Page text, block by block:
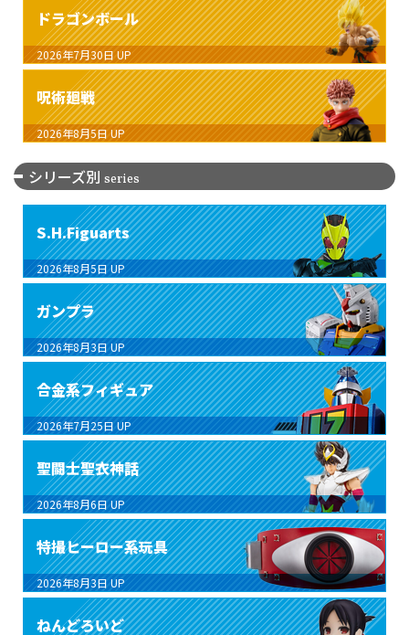
ドラゴンボール
2026年7月30日 UP
呪術廻戦
2026年8月5日 UP
シリーズ別 series
S.H.Figuarts
2026年8月5日 UP
ガンプラ
2026年8月3日 UP
合金系フィギュア
2026年7月25日 UP
聖闘士聖衣神話
2026年8月6日 UP
特撮ヒーロー系玩具
2026年8月3日 UP
ねんどろいど